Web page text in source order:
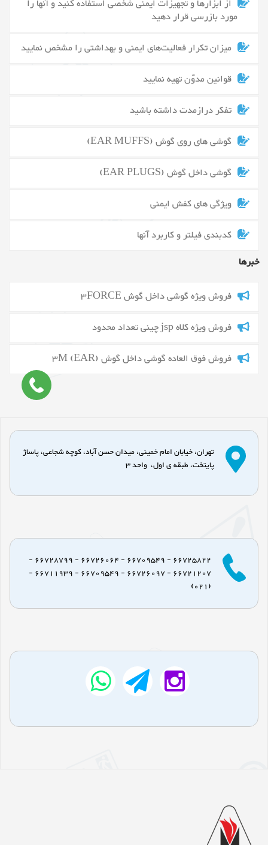
از ابزارها و تجهیزات ایمنی شخصی استفاده کنید و آنها را
مورد بازرسی قرار دهید
میزان تکرار فعالیت‌های ایمنی و بهداشتی را مشخص نمایید
قوانین مدوّن تهیه نمایید
تفکر درازمدت داشته باشید
گوشی های روی گوش (EAR MUFFS)
گوشی داخل گوش (EAR PLUGS)
ویژگی های کفش ایمنی
کدبندی فیلتر و کاربرد آنها
خبرها
فروش ویژه گوشی داخل گوش 3FORCE
فروش ویژه کلاه jsp چینی تعداد محدود
فروش فوق العاده گوشی داخل گوش 3M (EAR)
تهران، خیابان امام خمینی، میدان حسن آباد، کوچه شجاعی، پاساژ
پایتخت، طبقه ی اول، واحد 3
66725822 - 66709549 - 66726064 - 66728799 -
66721207 - 66726097 - 66709549 - 66711939 -
(021)